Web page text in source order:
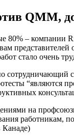
QMM,
– компании
стало очень
“являются
на
работникам,
Канаде)